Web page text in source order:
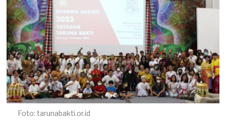
Foto: tarunabakti.or.id